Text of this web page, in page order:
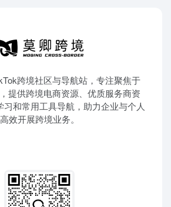
跨境社区与导航站，专注聚焦于
提供跨境电商资源、优质服务商资
习和常用工具导航，助力企业与个人
高效开展跨境业务。